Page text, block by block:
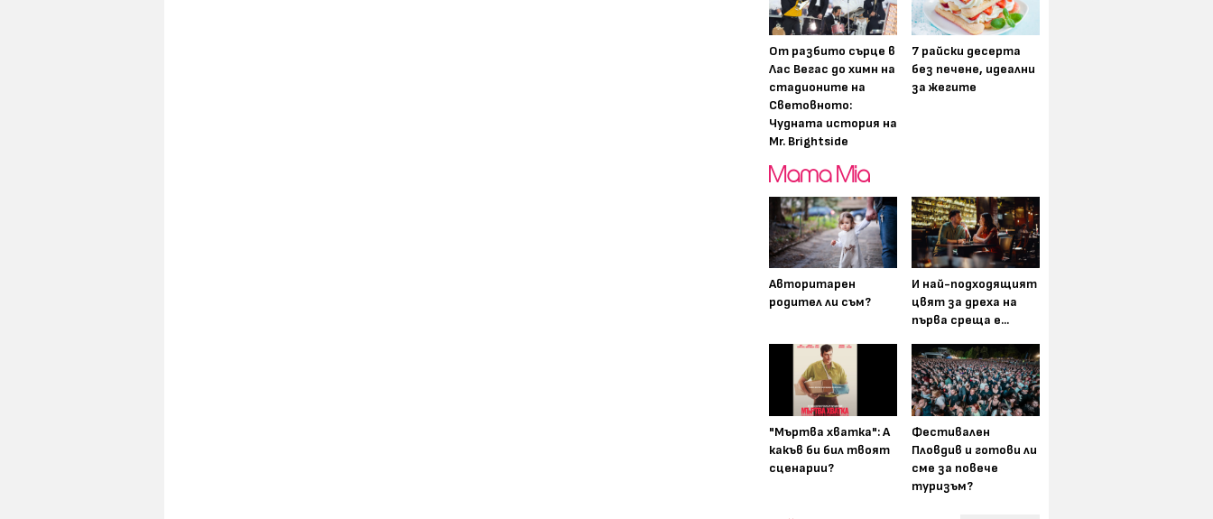
От разбито сърце в
Лас Вегас до химн на
стадионите на
Световното:
Чудната история на
Mr. Brightside
7 райски десерта
без печене, идеални
за жегите
Авторитарен
родител ли съм?
И най-подходящият
цвят за дреха на
първа среща е...
"Мъртва хватка": А
какъв би бил твоят
сценарии?
Фестивален
Пловдив и готови ли
сме за повече
туризъм?